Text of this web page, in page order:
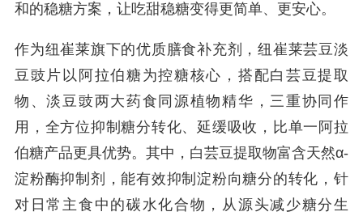
和的稳糖方案，让吃甜稳糖变得更简单、更安心。
作为纽崔莱旗下的优质膳食补充剂，纽崔莱芸豆淡
豆豉片以阿拉伯糖为控糖核心，搭配白芸豆提取
物、淡豆豉两大药食同源植物精华，三重协同作
用，全方位抑制糖分转化、延缓吸收，比单一阿拉
伯糖产品更具优势。其中，白芸豆提取物富含天然α-
淀粉酶抑制剂，能有效抑制淀粉向糖分的转化，针
对日常主食中的碳水化合物，从源头减少糖分生